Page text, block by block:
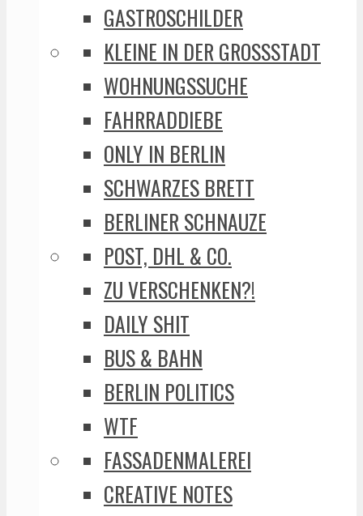
GASTROSCHILDER
KLEINE IN DER GROSSSTADT
WOHNUNGSSUCHE
FAHRRADDIEBE
ONLY IN BERLIN
SCHWARZES BRETT
BERLINER SCHNAUZE
POST, DHL & CO.
ZU VERSCHENKEN?!
DAILY SHIT
BUS & BAHN
BERLIN POLITICS
WTF
FASSADENMALEREI
CREATIVE NOTES